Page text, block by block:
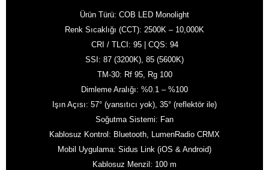
Ürün Türü: COB LED Monolight
Renk Sıcaklığı (CCT): 2500K – 10,000K
CRI / TLCI: 95 | CQS: 94
SSI: 87 (3200K), 85 (5600K)
TM-30: Rf 95, Rg 100
Dimleme Aralığı: %0.1 – %100
Işın Açısı: 57° (yansıtıcı yok), 35° (reflektör ile)
Soğutma Sistemi: Fan
Kablosuz Kontrol: Bluetooth, LumenRadio CRMX
Mobil Uygulama: Sidus Link (iOS & Android)
Kablosuz Menzil: 100 m